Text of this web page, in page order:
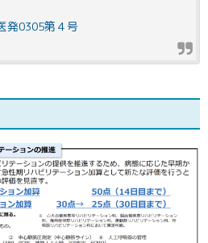
発0305第４号